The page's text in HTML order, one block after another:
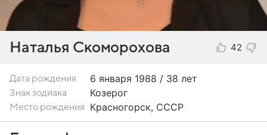
Наталья Скоморохова 42
Дата рождения 6 января 1988 / 38 лет
Знак зодиака Козерог
Место рождения Красногорск, СССР